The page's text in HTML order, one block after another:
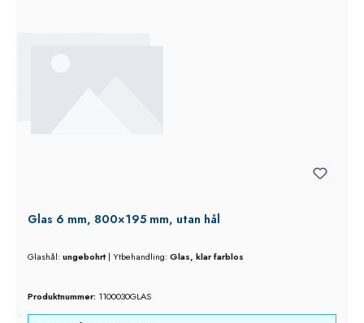
Glas 6 mm, 800×195 mm, utan hål
Glashål:ungebohrt | Ytbehandling:Glas, klar farblos
Produktnummer: 1100030GLAS